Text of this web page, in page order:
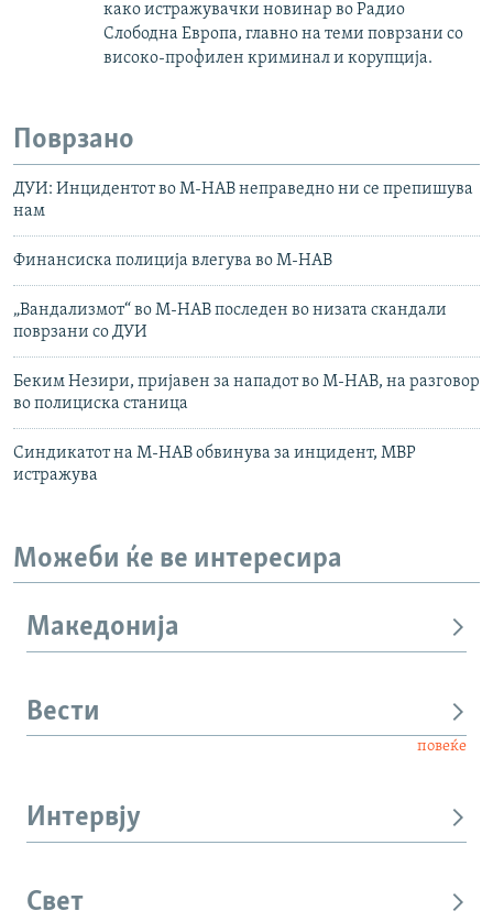
како истражувачки новинар во Радио
Слободна Европа, главно на теми поврзани со
високо-профилен криминал и корупција.
Поврзано
ДУИ: Инцидентот во М-НАВ неправедно ни се препишува
нам
Финансиска полиција влегува во М-НАВ
„Вандализмот“ во М-НАВ последен во низата скандали
поврзани со ДУИ
Беким Незири, пријавен за нападот во М-НАВ, на разговор
во полициска станица
Синдикатот на М-НАВ обвинува за инцидент, МВР
истражува
Можеби ќе ве интересира
Македонија
Вести
повеќе
Интервју
Свет